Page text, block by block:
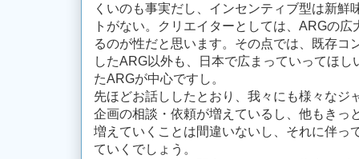
くいのも事実だし、インセンティブ型は新鮮
トがない。クリエイターとしては、ARGの
るのが性だと思います。その点では、既存コ
したARG以外も、日本で広まっていってほ
たARGが中心ですし。
先ほどお話ししたとおり、我々にも様々なジ
企画の相談・依頼が増えているし、他もきっ
増えていくことは間違いないし、それに伴っ
ていくでしょう。